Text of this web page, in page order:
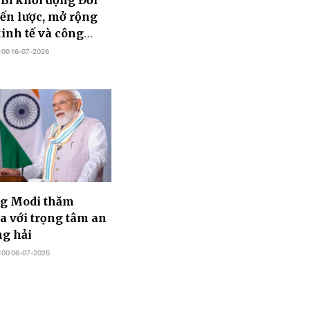
lược, mở rộng
tế và công
16-07-2026
Modi thăm
với trọng tâm an
hải
06-07-2026